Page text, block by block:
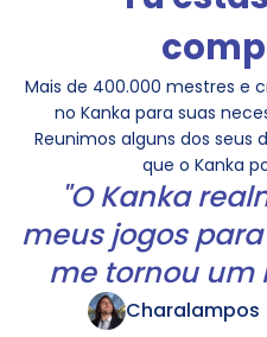
Mais de 400.000 mestres e
no Kanka para suas
Reunimos alguns dos
que o Kanka
"O Kanka
meus jogos
me tornou um
Charalampos